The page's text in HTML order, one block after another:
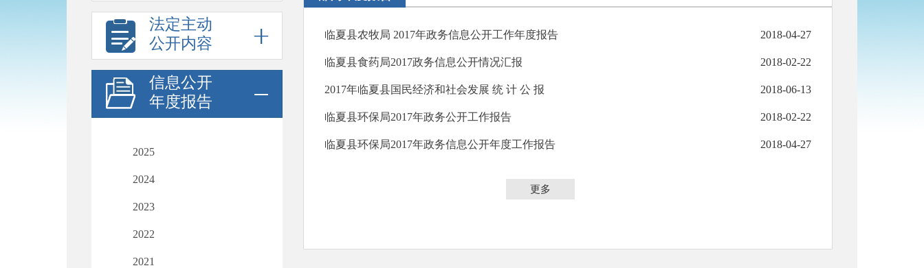
法定主动
公开内容
信息公开
年度报告
2025
2024
2023
2022
2021
临夏县农牧局 2017年政务信息公开工作年度报告 2018-04-27
临夏县食药局2017政务信息公开情况汇报 2018-02-22
2017年临夏县国民经济和社会发展 统 计 公 报 2018-06-13
临夏县环保局2017年政务公开工作报告 2018-02-22
临夏县环保局2017年政务信息公开年度工作报告 2018-04-27
更多